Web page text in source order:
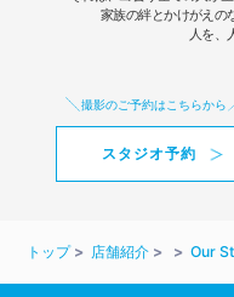
家族の絆とかけがえの
人を、
撮影のご予約はこちらから
スタジオ予約
トップ 店舗紹介 Our